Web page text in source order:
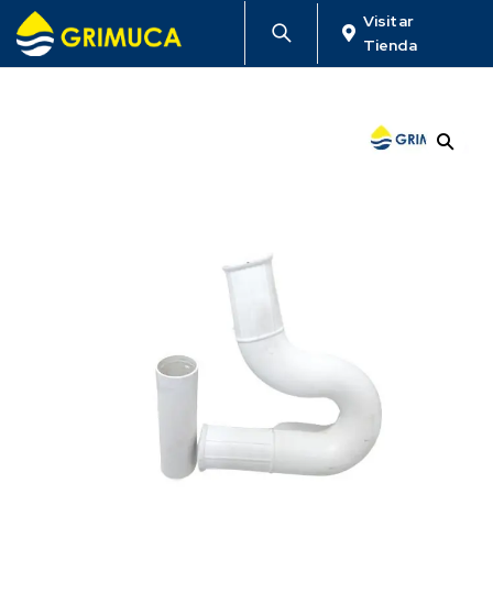
Visitar
Tienda